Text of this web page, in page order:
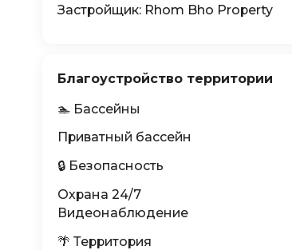
Застройщик: Rhom Bho Property
Благоустройство территории
🏊 Бассейны
Приватный бассейн
🔒 Безопасность
Охрана 24/7
Видеонаблюдение
🌴 Территория